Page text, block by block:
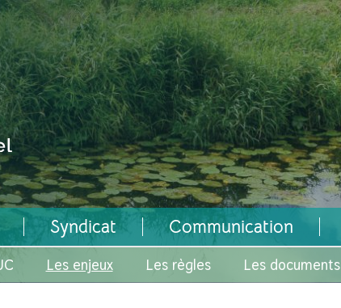
Syndicat Communication
Les enjeux Les règles Les documents